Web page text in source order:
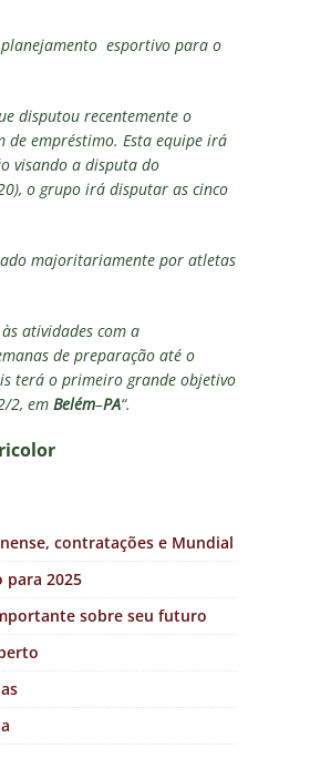
esportivo para o
disputou recentemente o
de empréstimo. Esta equipe irá
visando a disputa do
o grupo irá disputar as cinco
majoritariamente por atletas
atividades com a
de preparação até o
terá o primeiro grande objetivo
2, em Belém–PA“.
contratações e Mundial
2025
sobre seu futuro